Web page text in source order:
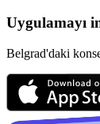
Uygulamayı
Belgrad'daki